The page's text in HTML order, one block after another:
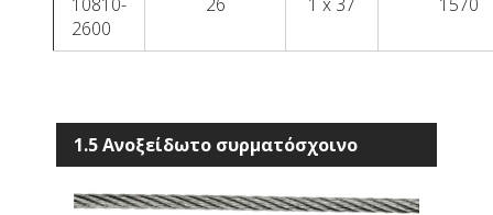
2600
1.5 Ανοξείδωτο συρματόσχοινο